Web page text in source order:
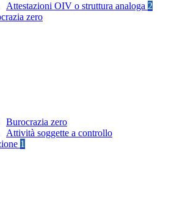
Attestazioni OIV o struttura analoga 2
zero
Burocrazia zero
Attività soggette a controllo
1